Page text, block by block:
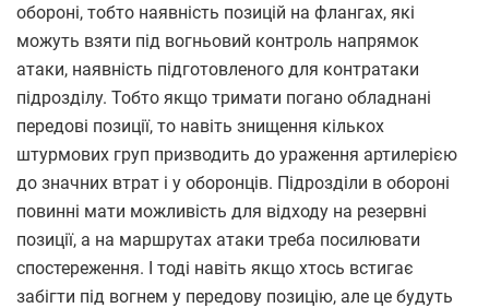
обороні, тобто наявність позицій на флангах, які
можуть взяти під вогньовий контроль напрямок
атаки, наявність підготовленого для контратаки
підрозділу. Тобто якщо тримати погано обладнані
передові позиції, то навіть знищення кількох
штурмових груп призводить до ураження артилерією
до значних втрат і у оборонців. Підрозділи в обороні
повинні мати можливість для відходу на резервні
позиції, а на маршрутах атаки треба посилювати
спостереження. І тоді навіть якщо хтось встигає
забігти під вогнем у передову позицію, але це будуть